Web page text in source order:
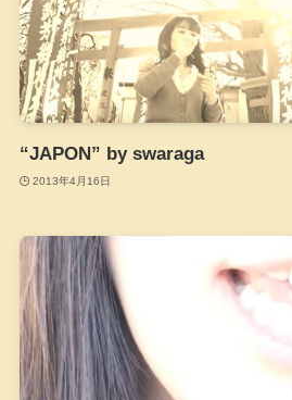
“JAPON” by swaraga
2013年4月16日